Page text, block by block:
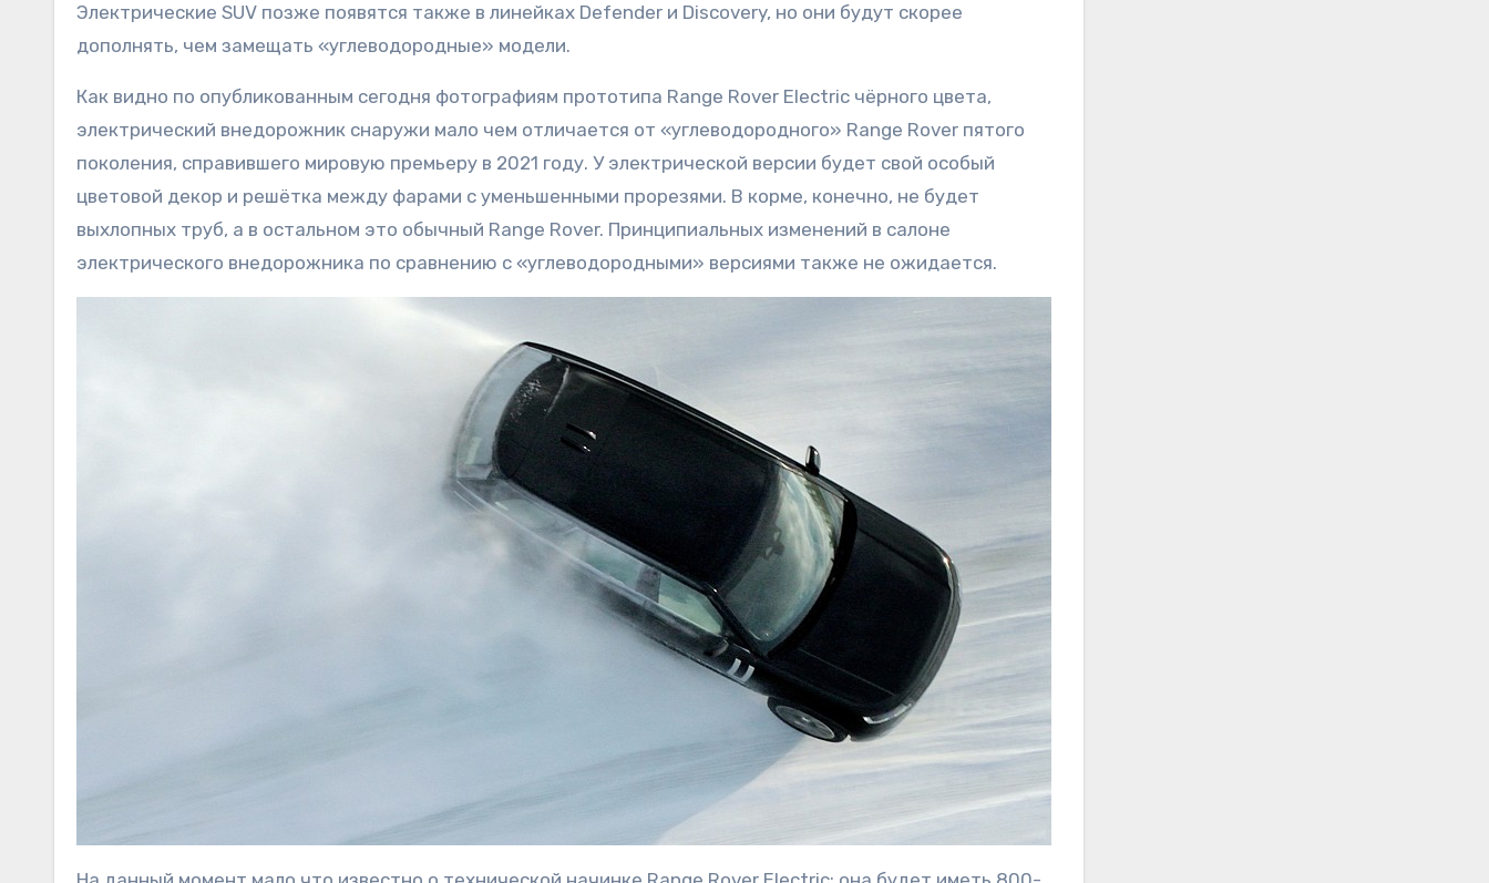
Электрические SUV позже появятся также в линейках Defender и Discovery, но они будут скорее
дополнять, чем замещать «углеводородные» модели.
Как видно по опубликованным сегодня фотографиям прототипа Range Rover Electric чёрного цвета,
электрический внедорожник снаружи мало чем отличается от «углеводородного» Range Rover пятого
поколения, справившего мировую премьеру в 2021 году. У электрической версии будет свой особый
цветовой декор и решётка между фарами с уменьшенными прорезями. В корме, конечно, не будет
выхлопных труб, а в остальном это обычный Range Rover. Принципиальных изменений в салоне
электрического внедорожника по сравнению с «углеводородными» версиями также не ожидается.